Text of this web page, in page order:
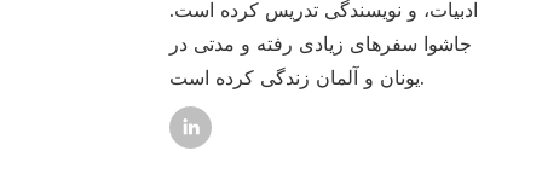
ادبیات، و نویسندگی تدریس کرده است.
جاشوا سفرهای زیادی رفته و مدتی در
یونان و آلمان زندگی کرده است.